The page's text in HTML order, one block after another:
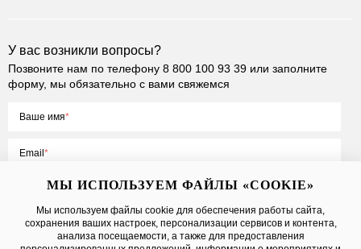
У вас возникли вопросы?
Позвоните нам по телефону 8 800 100 93 39 или заполните
форму, мы обязательно с вами свяжемся
Ваше имя
Email
Нажимая на кнопку «Отправить», вы принимаете условияПубличной
оферты, даетесогласие на обработку персональных данных
МЫ ИСПОЛЬЗУЕМ ФАЙЛЫ «COOKIE»
Мы используем файлы cookie для обеспечения работы сайта,
сохранения ваших настроек, персонализации сервисов и контента,
анализа посещаемости, а также для предоставления